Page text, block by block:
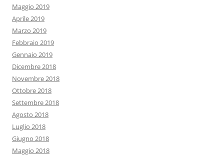
Maggio 2019
Aprile 2019
Marzo 2019
Febbraio 2019
Gennaio 2019
Dicembre 2018
Novembre 2018
Ottobre 2018
Settembre 2018
Agosto 2018
Luglio 2018
Giugno 2018
Maggio 2018